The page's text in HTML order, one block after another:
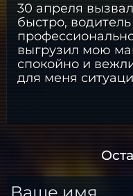
30 апреля
быстро,
выгрузил мою
спокойно и
для меня